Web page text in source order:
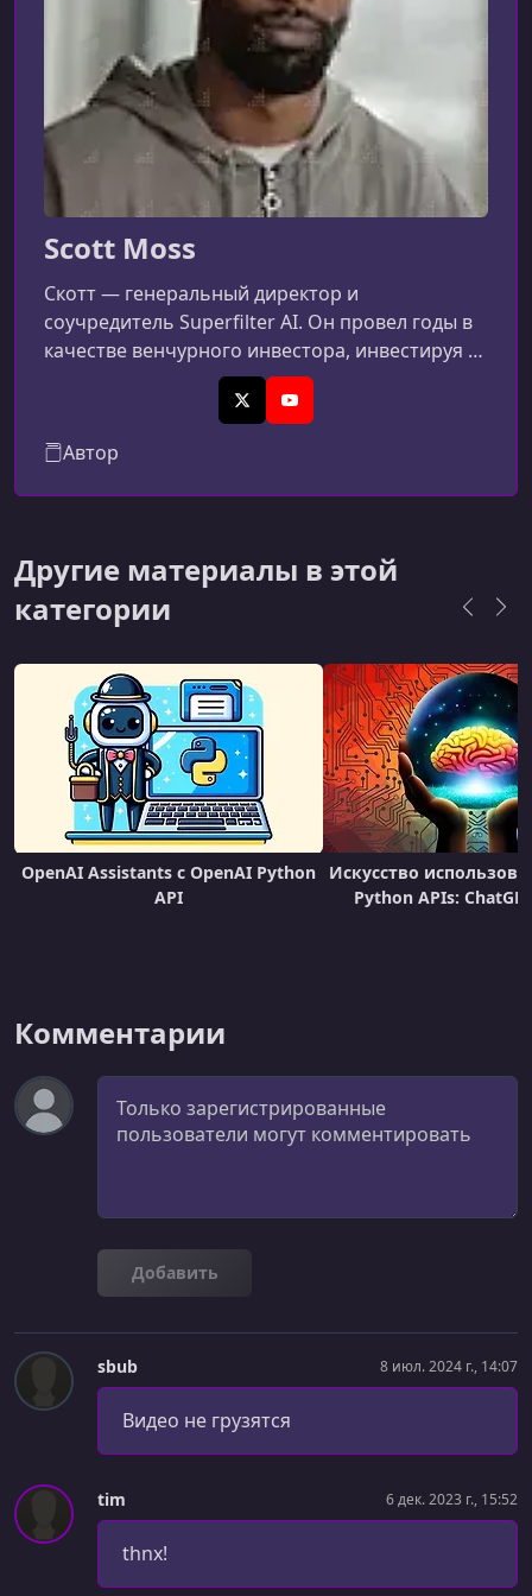
Scott Moss
Скотт — генеральный директор и
соучредитель Superfilter AI. Он провел годы в
качестве венчурного инвестора, инвестируя в
стартапы в области искусственного
интеллекта, создавая новые функции в
возглавив стартап по инструментам для
разработки. Он дважды основатель YC и любит
играть в баскетбол, а также проводить время
со св
X (Twitter)YouTube
Автор
Другие материалы в этой
категории
OpenAI Assistants c OpenAI Python
API
Искусство
Python APIs:
Комментарии
Комментарий
Добавить
sbub 8 июл. 2024 г., 14:07
Видео не грузятся
tim 6 дек. 2023 г., 15:52
thnx!